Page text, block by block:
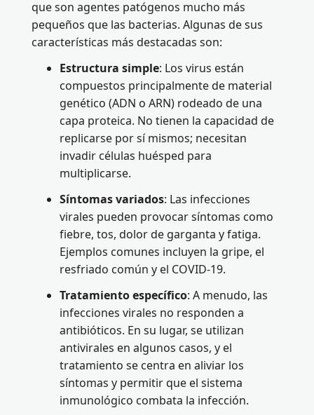
que son agentes patógenos mucho más
pequeños que las bacterias. Algunas de sus
características más destacadas son:
Estructura simple: Los virus están
compuestos principalmente de material
genético (ADN o ARN) rodeado de una
capa proteica. No tienen la capacidad de
replicarse por sí mismos; necesitan
invadir células huésped para
multiplicarse.
Síntomas variados: Las infecciones
virales pueden provocar síntomas como
fiebre, tos, dolor de garganta y fatiga.
Ejemplos comunes incluyen la gripe, el
resfriado común y el COVID-19.
Tratamiento específico: A menudo, las
infecciones virales no responden a
antibióticos. En su lugar, se utilizan
antivirales en algunos casos, y el
tratamiento se centra en aliviar los
síntomas y permitir que el sistema
inmunológico combata la infección.